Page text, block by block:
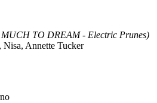
TO DREAM - Electric Prunes)
Annette Tucker